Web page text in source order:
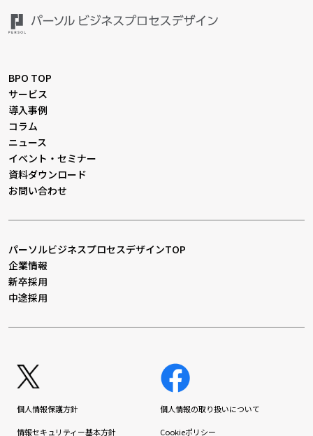
BPO TOP
サービス
導入事例
コラム
ニュース
イベント・セミナー
資料ダウンロード
お問い合わせ
パーソルビジネスプロセスデザインTOP
企業情報
新卒採用
中途採用
個人情報保護方針 個人情報の取り扱いについて
情報セキュリティー基本方針 Cookieポリシー